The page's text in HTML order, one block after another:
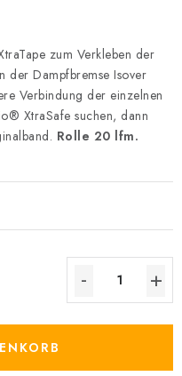
zum Verkleben der
der Dampfbremse Isover
Verbindung der einzelnen
XtraSafe suchen, dann
Rolle 20 lfm.